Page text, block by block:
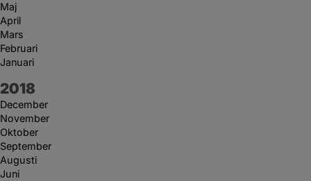
Maj
April
Mars
Februari
Januari
År:
2018
December
November
Oktober
September
Augusti
Juni